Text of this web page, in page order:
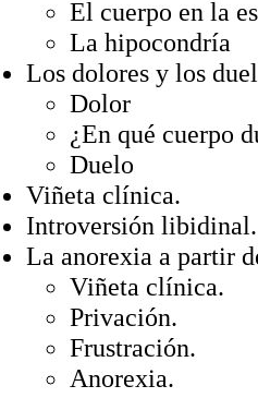
El cuerpo en la
La hipocondría
Los dolores y los
Dolor
¿En qué cuerpo
Duelo
Viñeta clínica.
Introversión
La anorexia a partir
Viñeta clínica.
Privación.
Frustración.
Anorexia.